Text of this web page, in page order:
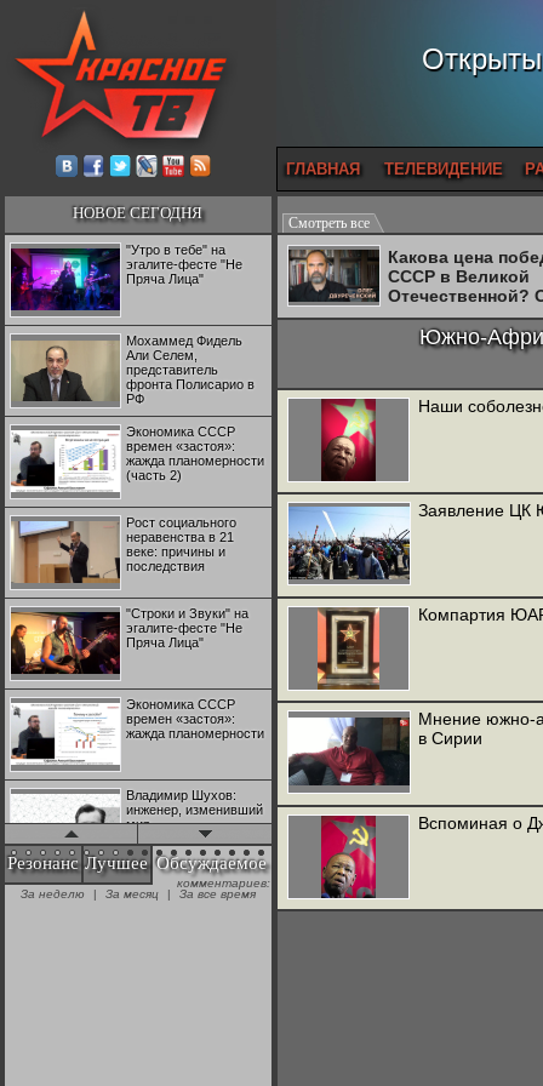
ГЛАВНАЯ ТЕЛЕВИДЕНИЕ
НОВОЕ СЕГОДНЯ
"Утро в тебе" на
эгалите-фесте "Не
Пряча Лица"
Мохаммед Фидель
Али Селем,
представитель
фронта Полисарио в
РФ
Экономика СССР
времен «застоя»:
жажда планомерности
(часть 2)
Рост социального
неравенства в 21
веке: причины и
последствия
"Строки и Звуки" на
эгалите-фесте "Не
Пряча Лица"
Экономика СССР
времен «застоя»:
жажда планомерности
Владимир Шухов:
инженер, изменивший
мир
"Аркадий Коц" на
эгалите-фесте "Не
Резонанс Лучшее Обсуждаемое
комментариев:
За неделю
| За месяц | За все время
Смотреть все
Какова цена
СССР в Великой
Отечественной?
Двуреченский о
потерянной
Южно-
Наши
Заявление ЦК
Компартия
Мнение южно-
в Сирии
Вспоминая о